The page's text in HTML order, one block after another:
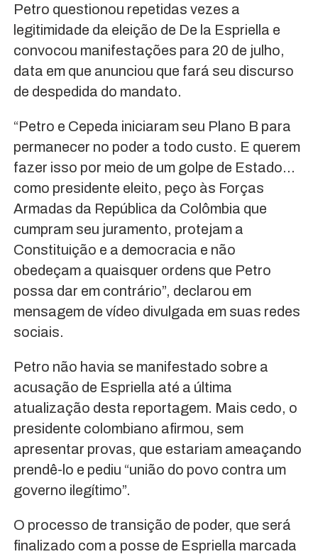
Petro questionou repetidas vezes a
legitimidade da eleição de De la Espriella e
convocou manifestações para 20 de julho,
data em que anunciou que fará seu discurso
de despedida do mandato.
“Petro e Cepeda iniciaram seu Plano B para
permanecer no poder a todo custo. E querem
fazer isso por meio de um golpe de Estado…
como presidente eleito, peço às Forças
Armadas da República da Colômbia que
cumpram seu juramento, protejam a
Constituição e a democracia e não
obedeçam a quaisquer ordens que Petro
possa dar em contrário”, declarou em
mensagem de vídeo divulgada em suas redes
sociais.
Petro não havia se manifestado sobre a
acusação de Espriella até a última
atualização desta reportagem. Mais cedo, o
presidente colombiano afirmou, sem
apresentar provas, que estariam ameaçando
prendê-lo e pediu “união do povo contra um
governo ilegítimo”.
O processo de transição de poder, que será
finalizado com a posse de Espriella marcada